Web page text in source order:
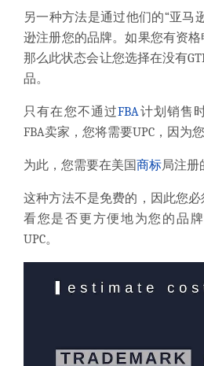
另一种方法是通过他们的“亚马
逊注册您的品牌。如果您有资格
那么此状态会让您选择在没有
品。
只有在您不通过FBA计划销售
FBA卖家，您将需要UPC，因为
为此， 您需要在美国 商标局注册
这种方法不是免费的 ，因此您
看您是否更方便地为您的品
UPC。